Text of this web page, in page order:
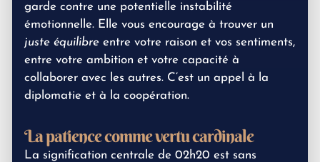
garde contre une potentielle instabilité
émotionnelle. Elle vous encourage à trouver un
juste équilibre entre votre raison et vos sentiments,
entre votre ambition et votre capacité à
collaborer avec les autres. C’est un appel à la
diplomatie et à la coopération.
La patience comme vertu cardinale
La signification centrale de 02h20 est sans